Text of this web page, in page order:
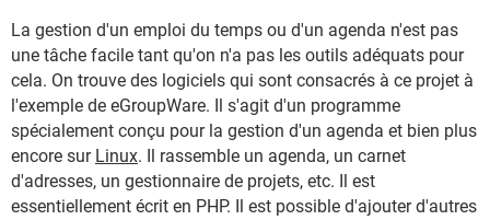
La gestion d'un emploi du temps ou d'un agenda n'est pas
une tâche facile tant qu'on n'a pas les outils adéquats pour
cela. On trouve des logiciels qui sont consacrés à ce projet à
l'exemple de eGroupWare. Il s'agit d'un programme
spécialement conçu pour la gestion d'un agenda et bien plus
encore sur Linux. Il rassemble un agenda, un carnet
d'adresses, un gestionnaire de projets, etc. Il est
essentiellement écrit en PHP. Il est possible d'ajouter d'autres